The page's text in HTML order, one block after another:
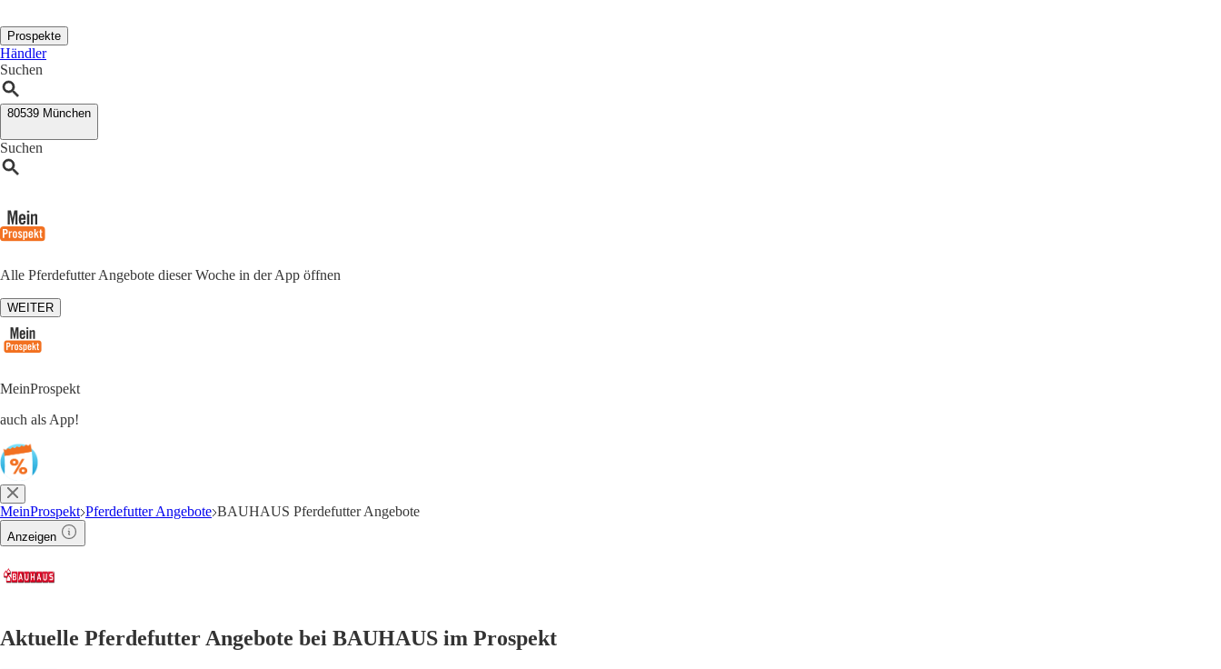
Prospekte
Händler
Suchen
80539 München
Suchen
Alle Pferdefutter Angebote dieser Woche in der App öffnen
WEITER
MeinProspekt
auch als App!
MeinProspekt Pferdefutter Angebote BAUHAUS Pferdefutter Angebote
Anzeigen
Aktuelle Pferdefutter Angebote bei BAUHAUS im Prospekt